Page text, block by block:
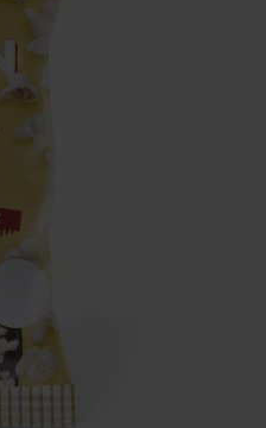
Drakfrukt 25cl